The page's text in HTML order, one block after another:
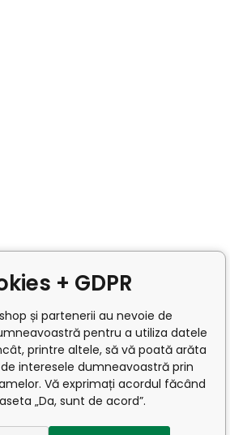
+ GDPR
și partenerii au nevoie de
pentru a utiliza datele
printre altele, să vă poată arăta
interesele dumneavoastră prin
Vă exprimați acordul făcând
„Da, sunt de acord”.